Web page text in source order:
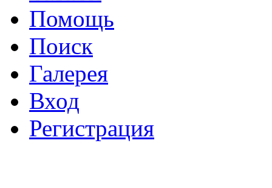
Помощь
Поиск
Галерея
Вход
Регистрация